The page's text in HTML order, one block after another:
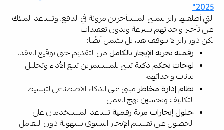
2025"
التي أطلقتها رايز لتمنح المستأجرين مرونة في الدفع، وتساعد الملاك
على تأجير وحداتهم بسرعة وبدون تعقيدات.
لكن دور رايز لا يتوقف هنا، بل يشمل أيضًا:
رقمنة تجربة الإيجار بالكامل من التقديم حتى توقيع العقد.
لوحات تحكم ذكية تتيح للمستثمرين تتبع الأداء وتحليل
بيانات وحداتهم.
نظام إدارة مخاطرمبني على الذكاء الاصطناعي لتبسيط
التكاليف وتحسين نهج العمل.
حلول إيجارات مرنة رقمية تساعد المستخدمين على
الحصول على تقسيم الإيجار السنوي بسهولة دون التعامل